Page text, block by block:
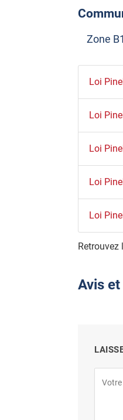
Zone B1
Loi
Loi
Loi
Loi
Loi
Retrouvez
Avis